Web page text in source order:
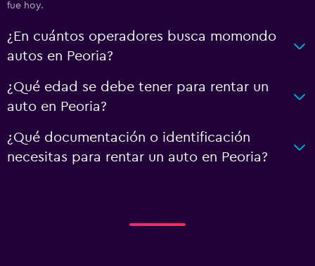
fue hoy.
¿En cuántos operadores busca momondo
autos en Peoria?
¿Qué edad se debe tener para rentar un
auto en Peoria?
¿Qué documentación o identificación
necesitas para rentar un auto en Peoria?